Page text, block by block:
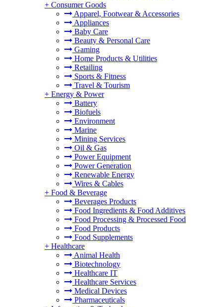
+ Consumer Goods
Apparel, Footwear & Accessories
Appliances
Baby Care
Beauty & Personal Care
Gaming
Home Products & Utilities
Retailing
Sports & Fitness
Travel & Tourism
+ Energy & Power
Battery
Biofuels
Environment
Marine
Mining Services
Oil & Gas
Power Equipment
Power Generation
Renewable Energy
Wires & Cables
+ Food & Beverage
Beverages Products
Food Ingredients & Food Additives
Food Processing & Processed Food
Food Products
Food Supplements
+ Healthcare
Animal Health
Biotechnology
Healthcare IT
Healthcare Services
Medical Devices
Pharmaceuticals